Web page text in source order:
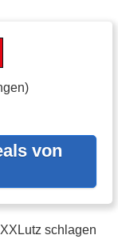
von
schlagen